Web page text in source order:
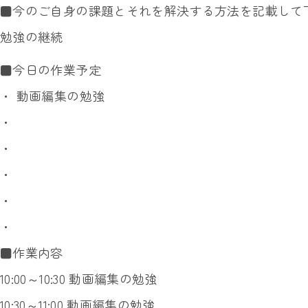
■今のご自身の課題とそれを解決する方法を記載して
勉強の継続
■今日の作業予定
・ 動画編集の勉強
・
・
・
・
・
■作業内容
10:00～10:30 動画編集の勉強
10:30～11:00 動画編集の勉強